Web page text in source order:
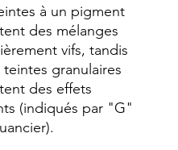
à un pigment
des mélanges
vifs, tandis
granulaires
des effets
(indiqués par "G"